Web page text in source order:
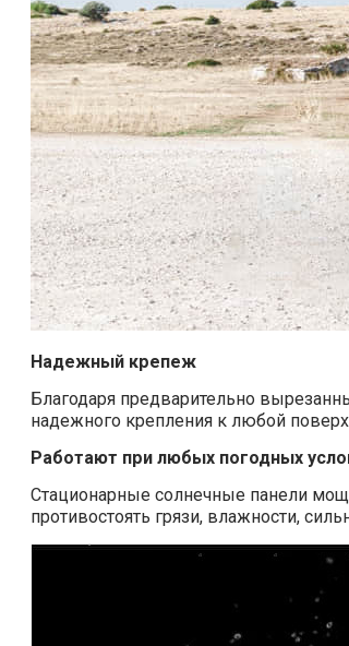
Надежный крепеж
Благодаря предварительно
надежного крепления к любой
Работают при любых погодных
Стационарные солнечные панели
противостоять грязи, влажности,